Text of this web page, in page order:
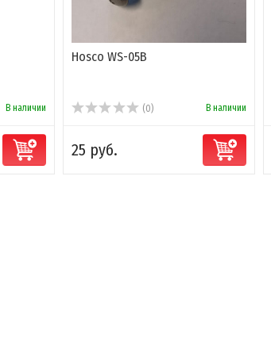
В наличии
Hosco WS-05B
(0) В наличии
25 руб.